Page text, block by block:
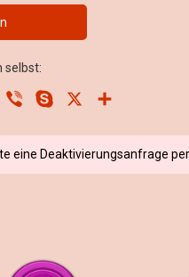
selbst:
VK Viber Skype
eine Deaktivierungsanfrage